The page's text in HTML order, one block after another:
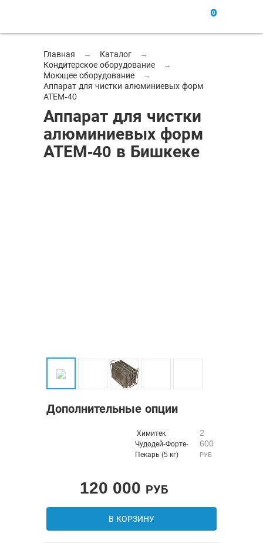
0
Главная → Каталог
→
Кондитерское оборудование
→
Моющее оборудование
→
Аппарат для чистки алюминиевых форм
АТЕМ-40
Аппарат для чистки
алюминиевых форм
АТЕМ-40 в Бишкеке
Дополнительные опции
Химитек
Чудодей-Форте-
Пекарь (5 кг)
2
600
РУБ
120 000 РУБ
В КОРЗИНУ